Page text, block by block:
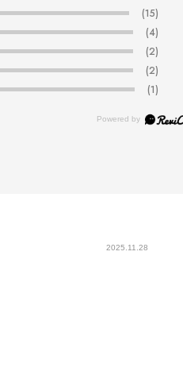
(15)
(4)
(2)
(2)
(1)
2025.11.28